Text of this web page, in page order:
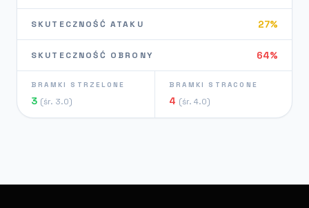
SKUTECZNOŚĆ ATAKU 27%
SKUTECZNOŚĆ OBRONY 64%
BRAMKI STRZELONE
3 (śr. 3.0)
BRAMKI STRACONE
4 (śr. 4.0)